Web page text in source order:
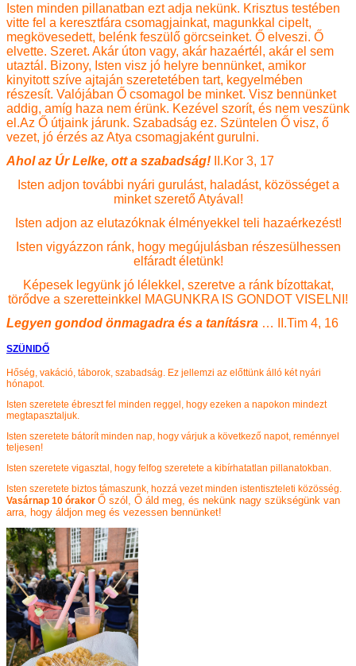
Isten minden pillanatban ezt adja nekünk. Krisztus testében
vitte fel a keresztfára csomagjainkat, magunkkal cipelt,
megkövesedett, belénk feszülő görcseinket. Ő elveszi. Ő
elvette. Szeret. Akár úton vagy, akár hazaértél, akár el sem
utaztál. Bizony, Isten visz jó helyre bennünket, amikor
kinyitott szíve ajtaján szeretetében tart, kegyelmében
részesít. Valójában Ő csomagol be minket. Visz bennünket
addig, amíg haza nem érünk. Kezével szorít, és nem veszünk
el.Az Ő útjaink járunk. Szabadság ez. Szüntelen Ő visz, ő
vezet, jó érzés az Atya csomagjaként gurulni.
Ahol az Úr Lelke, ott a szabadság!
II.Kor 3, 17
Isten adjon további nyári gurulást, haladást, közösséget a
minket szerető Atyával!
Isten adjon az elutazóknak élményekkel teli hazaérkezést!
Isten vigyázzon ránk, hogy megújulásban részesülhessen
elfáradt életünk!
Képesek legyünk jó lélekkel, szeretve a ránk bízottakat,
törődve a szeretteinkkel MAGUNKRA IS GONDOT VISELNI!
Legyen gondod önmagadra és a tanításra … II.Tim 4, 16
SZÜNIDŐ
Hőség, vakáció, táborok, szabadság. Ez jellemzi az előttünk álló két nyári
hónapot.
Isten szeretete ébreszt fel minden reggel, hogy ezeken a napokon mindezt
megtapasztaljuk.
Isten szeretete bátorít minden nap, hogy várjuk a következő napot, reménnyel
teljesen!
Isten szeretete vigasztal, hogy felfog szeretete a kibírhatatlan pillanatokban.
Isten szeretete biztos támaszunk, hozzá vezet minden istentiszteleti közösség.
Vasárnap 10 órakor Ő szól, Ő áld meg, és nekünk nagy szükségünk van
arra, hogy áldjon meg és vezessen bennünket!